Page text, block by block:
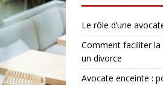
Le rôle d’une
Comment faciliter la
un divorce
Avocate enceinte :